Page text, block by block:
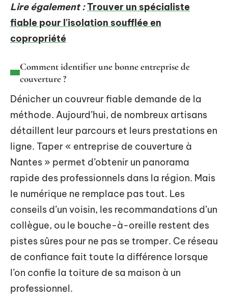
Lire également :Trouver un spécialiste
fiable pour l'isolation soufflée en
copropriété
Comment identifier une bonne entreprise de
couverture ?
Dénicher un couvreur fiable demande de la
méthode. Aujourd’hui, de nombreux artisans
détaillent leur parcours et leurs prestations en
ligne. Taper « entreprise de couverture à
Nantes » permet d’obtenir un panorama
rapide des professionnels dans la région. Mais
le numérique ne remplace pas tout. Les
conseils d’un voisin, les recommandations d’un
collègue, ou le bouche-à-oreille restent des
pistes sûres pour ne pas se tromper. Ce réseau
de confiance fait toute la différence lorsque
l’on confie la toiture de sa maison à un
professionnel.